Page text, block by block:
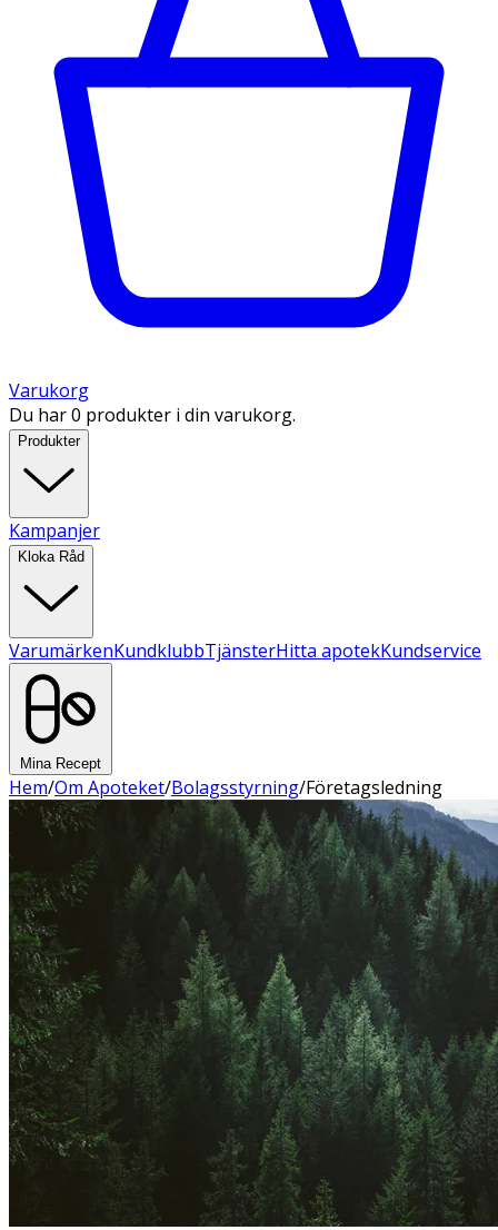
Varukorg
Du har 0 produkter i din varukorg.
Produkter
Kampanjer
Kloka Råd
VarumärkenKundklubbTjänsterHitta apotekKundservice
Mina Recept
Hem/Om Apoteket/Bolagsstyrning/Företagsledning